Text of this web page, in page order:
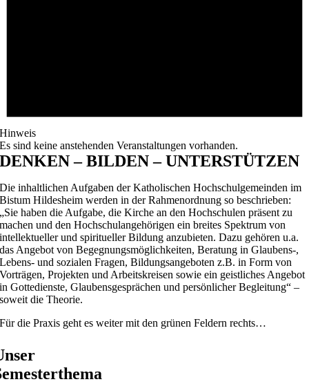
Hinweis
Es sind keine anstehenden Veranstaltungen vorhanden.
DENKEN – BILDEN – UNTERSTÜTZEN
Die inhaltlichen Aufgaben der Katholischen Hochschulgemeinden im
Bistum Hildesheim werden in der Rahmenordnung so beschrieben:
„Sie haben die Aufgabe, die Kirche an den Hochschulen präsent zu
machen und den Hochschulangehörigen ein breites Spektrum von
intellektueller und spiritueller Bildung anzubieten. Dazu gehören u.a.
das Angebot von Begegnungsmöglichkeiten, Beratung in Glaubens-,
Lebens- und sozialen Fragen, Bildungsangeboten z.B. in Form von
Vorträgen, Projekten und Arbeitskreisen sowie ein geistliches Angebot
in Gottedienste, Glaubensgesprächen und persönlicher Begleitung“ –
soweit die Theorie.
Für die Praxis geht es weiter mit den grünen Feldern rechts…